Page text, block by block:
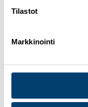
Tilastot
Markkinointi
Mika
lajijohtaja
Mika Kojonkoski
lajijohtajaksi.
pohjautuu
ympärille.